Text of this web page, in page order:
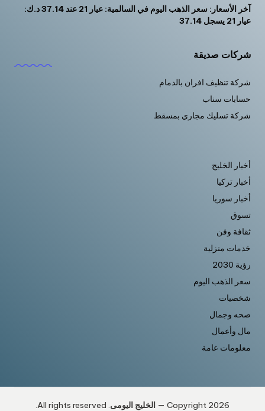
آخر الأسعار: سعر الذهب اليوم في السالمية: عيار 21 عند 37.14 د.ك:
عيار 21 يسجل 37.14
شركات صديقة
شركة تنظيف افران بالدمام
حسابات سناب
شركة تسليك مجاري بمسقط
أخبار الخليج
أخبار تركيا
أخبار سوريا
تسوق
ثقافة وفن
خدمات منزلية
رؤية 2030
سعر الذهب اليوم
شخصيات
صحه وجمال
مال وأعمال
معلومات عامة
Copyright 2026 — الخليج اليومى. All rights reserved.